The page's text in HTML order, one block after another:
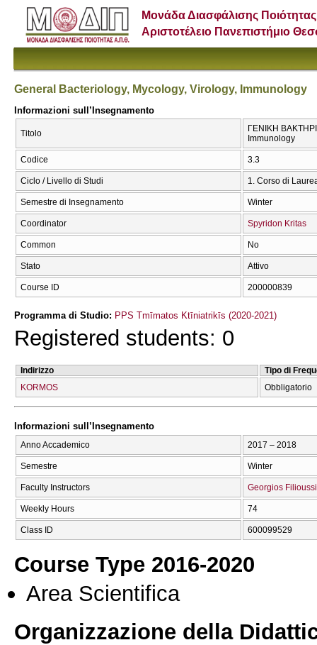
Μονάδα Διασφάλισης Ποιότητας
Αριστοτέλειο Πανεπιστήμιο
General Bacteriology, Mycology, Virology, Immunology
Informazioni sull’Insegnamento
Titolo
ΓΕΝΙΚΗ
Immunology
Codice 3.3
Ciclo / Livello di Studi 1. Corso di
Semestre di Insegnamento Winter
Coordinator Spyridon Kritas
Common No
Stato Attivo
Course ID 200000839
Programma di Studio: PPS Tmīmatos Ktīniatrikīs (2020-2021)
Registered students: 0
Indirizzo
Tipo di
KORMOS
Obbligatorio
Informazioni sull’Insegnamento
Anno Accademico 2017 – 2018
Semestre Winter
Faculty Instructors Georgios
Weekly Hours 74
Class ID 600099529
Course Type 2016-2020
Area Scientifica
Organizzazione della